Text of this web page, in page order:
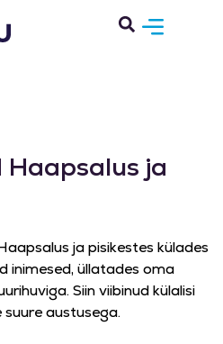
ja
ja pisikestes külades
inimesed, üllatades oma
Siin viibinud külalisi
austusega.